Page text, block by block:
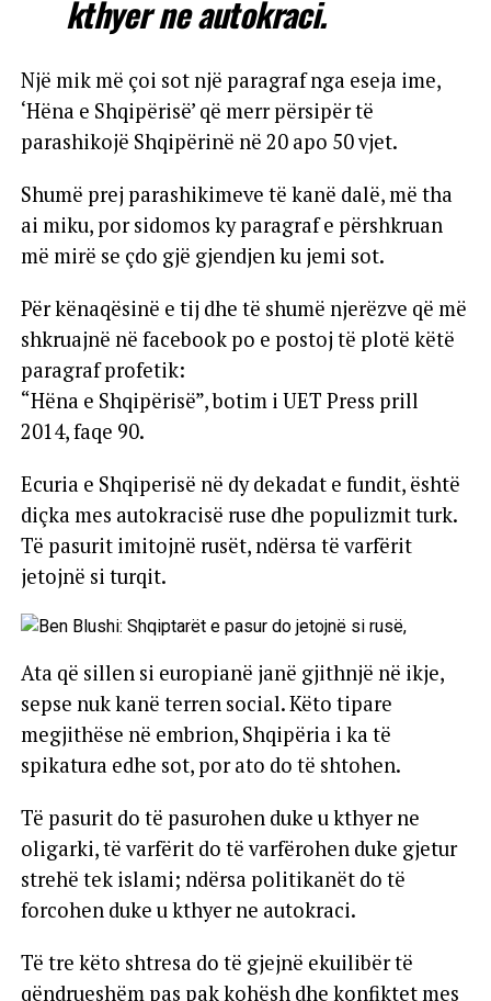
kthyer ne autokraci.
Një mik më çoi sot një paragraf nga eseja ime,
‘Hëna e Shqipërisë’ që merr përsipër të
parashikojë Shqipërinë në 20 apo 50 vjet.
Shumë prej parashikimeve të kanë dalë, më tha
ai miku, por sidomos ky paragraf e përshkruan
më mirë se çdo gjë gjendjen ku jemi sot.
Për kënaqësinë e tij dhe të shumë njerëzve që më
shkruajnë në facebook po e postoj të plotë këtë
paragraf profetik:
“Hëna e Shqipërisë”, botim i UET Press prill
2014, faqe 90.
Ecuria e Shqiperisë në dy dekadat e fundit, është
diçka mes autokracisë ruse dhe populizmit turk.
Të pasurit imitojnë rusët, ndërsa të varfërit
jetojnë si turqit.
Ata që sillen si europianë janë gjithnjë në ikje,
sepse nuk kanë terren social. Këto tipare
megjithëse në embrion, Shqipëria i ka të
spikatura edhe sot, por ato do të shtohen.
Të pasurit do të pasurohen duke u kthyer ne
oligarki, të varfërit do të varfërohen duke gjetur
strehë tek islami; ndërsa politikanët do të
forcohen duke u kthyer ne autokraci.
Të tre këto shtresa do të gjejnë ekuilibër të
qëndrueshëm pas pak kohësh dhe konfiktet mes